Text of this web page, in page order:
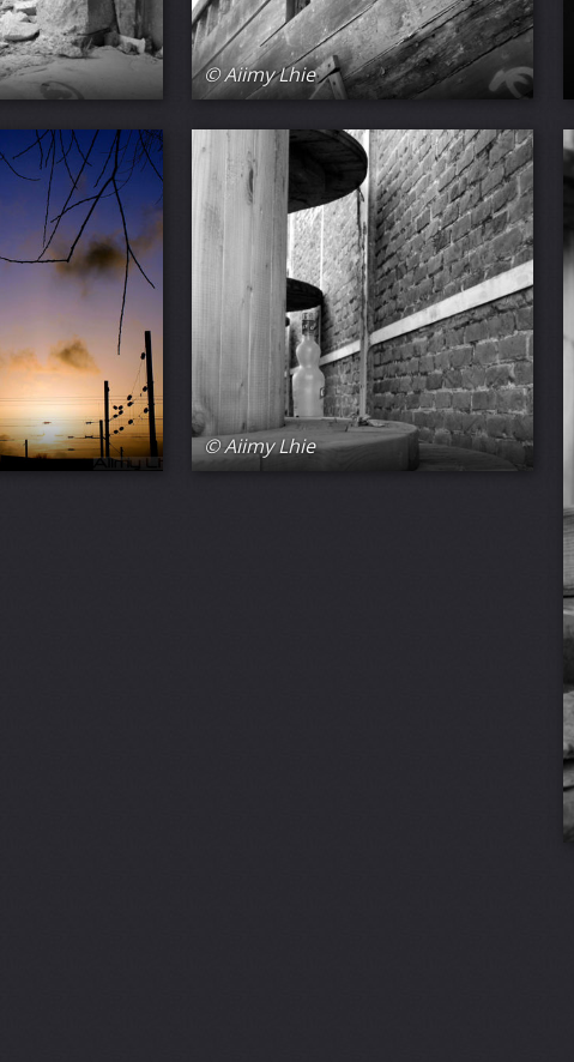
© Aiimy Lhie
© Aiimy Lhie